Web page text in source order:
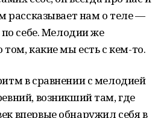
рассказывает нам о теле —
по себе. Мелодии же
какие мы есть с кем-то.
в сравнении с мелодией
возникший там, где
впервые обнаружил себя в